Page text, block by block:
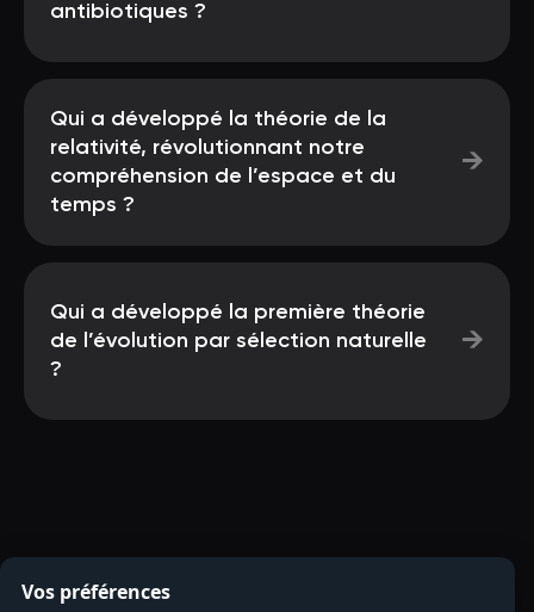
antibiotiques ?
Qui a développé la théorie de la
relativité, révolutionnant notre
compréhension de l’espace et du
temps ?
→
Qui a développé la première théorie
de l’évolution par sélection naturelle
?
→
Vos préférences